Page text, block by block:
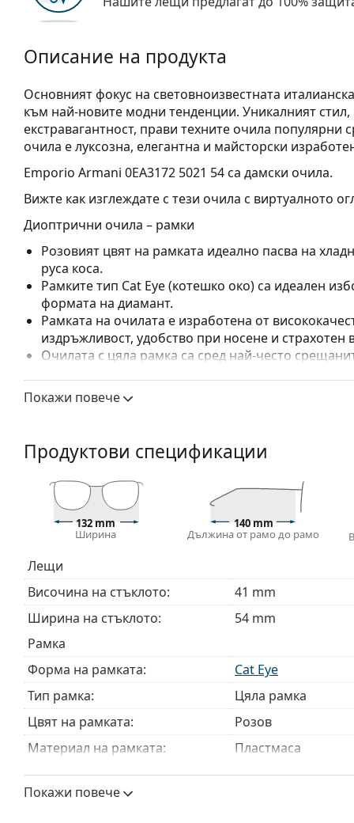
Описание на продукта
Основният фокус на световноизвестната
към най-новите модни тенденции. Уникалният
екстравагантност, прави техните очила популярни
очила е луксозна, елегантна и майсторски
Emporio Armani 0EA3172 5021 54са дамски очила.
Вижте как изглеждате с тези очила с виртуалното
Диоптрични очила – рамки
Розовият цвят на рамката идеално пасва на
руса коса.
Рамките тип Cat Eye (котешко око) са идеален
формата на диамант.
Рамката на очилата е изработена от
издръжливост, удобство при носене и страхотен
Очилата с цяла рамка са сред най-често
рамката напълно обгръща лещата и така
Аксесоари
Доставяме диоптричните очила в оригиналния
или торбичката и дизайнът могат да варират.
Кърпичката за почистване, доставяна с
модели могат да бъдат доставяни с торбичка от
, за да
ръководство за очила
Това е медицинско устройство. Прочетете
Покажи повече
Продуктови спецификации
132 mm
Ширина
140 mm
Дължина от рамо до рамо
Лещи
Височина на стъклото:
41 mm
Ширина на стъклото:
54 mm
Рамка
Форма на рамката:
Cat Eye
Тип рамка:
Цяла рамка
Цвят на рамката:
Розов
Материал на рамката:
Пластмаса
Размер:
M
Ширина:
Покажи повече